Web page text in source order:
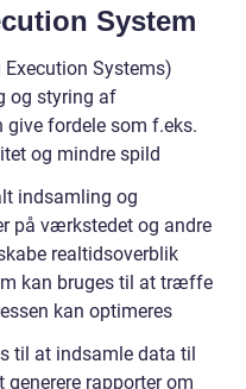
System
Systems)
og styring af
fordele som f.eks.
og mindre spild
indsamling og
på værkstedet og andre
realtidsoverblik
kan bruges til at træffe
kan optimeres
til at indsamle data til
rapporter om